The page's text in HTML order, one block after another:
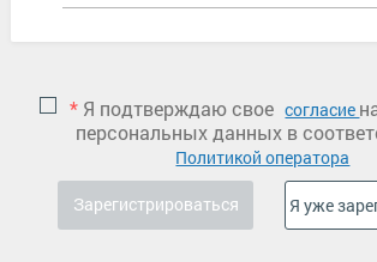
* Я подтверждаю свое согласие
персональных данных в
Политикой оператора